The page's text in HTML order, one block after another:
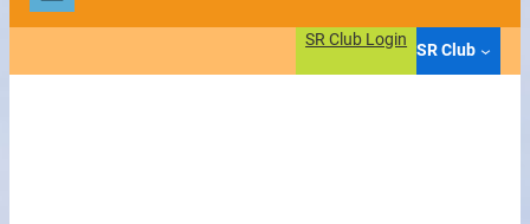
SR Club Login
SR Club